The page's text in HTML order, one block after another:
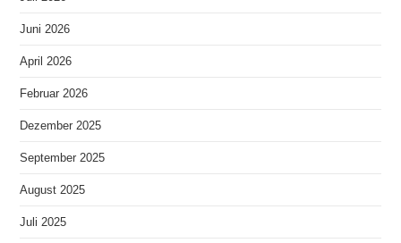
Juni 2026
April 2026
Februar 2026
Dezember 2025
September 2025
August 2025
Juli 2025